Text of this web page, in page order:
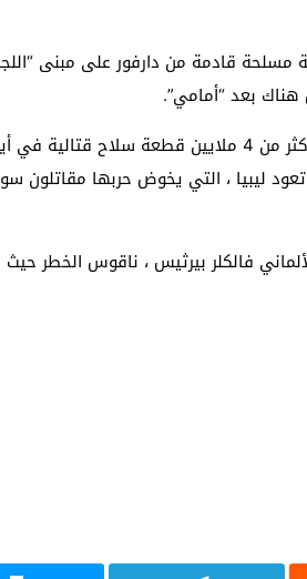
قادمة من دارفور على مبنى
هناك بعد “أمامي”.
لا أحد يعرف العدد الدقيق للمسلحين في السودان ولا عدد الأسلحة القتالية. ومع ذلك ، تشير بعض التقديرات إلى أن هناك أكثر من 4 ملايين قطعة
ليبيا ، التي يخوض حربها مقاتلون
فالكلر بيرثيس ، ناقوس الخطر